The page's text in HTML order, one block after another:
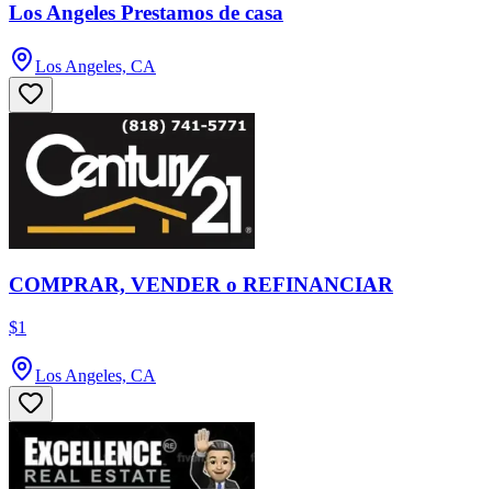
Los Angeles Prestamos de casa
Los Angeles, CA
COMPRAR, VENDER o REFINANCIAR
$1
Los Angeles, CA